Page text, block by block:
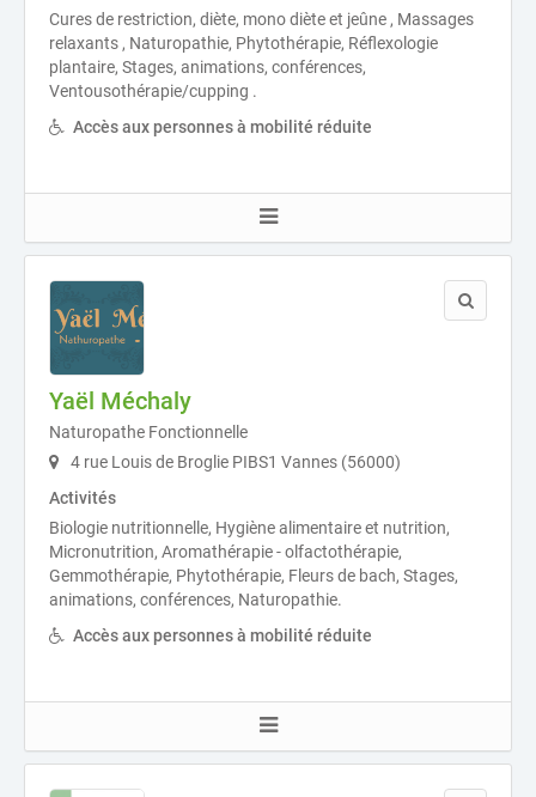
Cures de restriction, diète, mono diète et jeûne , Massages
relaxants , Naturopathie, Phytothérapie, Réflexologie
plantaire, Stages, animations, conférences,
Ventousothérapie/cupping .
Accès aux personnes à mobilité réduite
Yaël Méchaly
Naturopathe Fonctionnelle
4 rue Louis de Broglie PIBS1 Vannes (56000)
Activités
Biologie nutritionnelle, Hygiène alimentaire et nutrition,
Micronutrition, Aromathérapie - olfactothérapie,
Gemmothérapie, Phytothérapie, Fleurs de bach, Stages,
animations, conférences, Naturopathie.
Accès aux personnes à mobilité réduite